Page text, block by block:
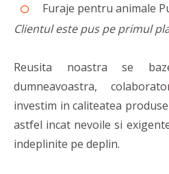
Furaje pentru animale
Clientul este pus pe primul
Reusita noastra se
dumneavoastra,
investim in caliteatea
astfel incat nevoile si
indeplinite pe deplin.